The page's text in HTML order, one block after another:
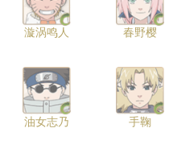
漩涡鸣人 春野樱
油女志乃 手鞠